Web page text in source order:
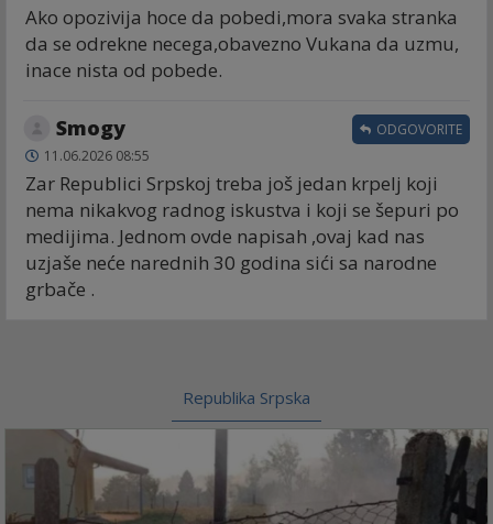
Ako opozivija hoce da pobedi,mora svaka stranka
da se odrekne necega,obavezno Vukana da uzmu,
inace nista od pobede.
Smogy
11.06.2026 08:55
Zar Republici Srpskoj treba još jedan krpelj koji
nema nikakvog radnog iskustva i koji se šepuri po
medijima. Jednom ovde napisah ,ovaj kad nas
uzjaše neće narednih 30 godina sići sa narodne
grbače .
ODGOVORITE
Republika Srpska